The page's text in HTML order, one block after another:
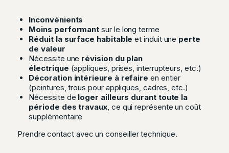
Inconvénients
Moins performant sur le long terme
Réduit la surface habitable et induit une perte
de valeur
Nécessite une révision du plan
électrique (appliques, prises, interrupteurs, etc.)
Décoration intérieure à refaire en entier
(peintures, trous pour appliques, cadres, etc.)
Nécessite de loger ailleurs durant toute la
période des travaux, ce qui représente un coût
supplémentaire
Prendre contact avec un conseiller technique.